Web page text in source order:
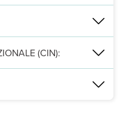
giorno per persona dal 13/
biciclette (fino ad
(CIN):
struttura. Quando